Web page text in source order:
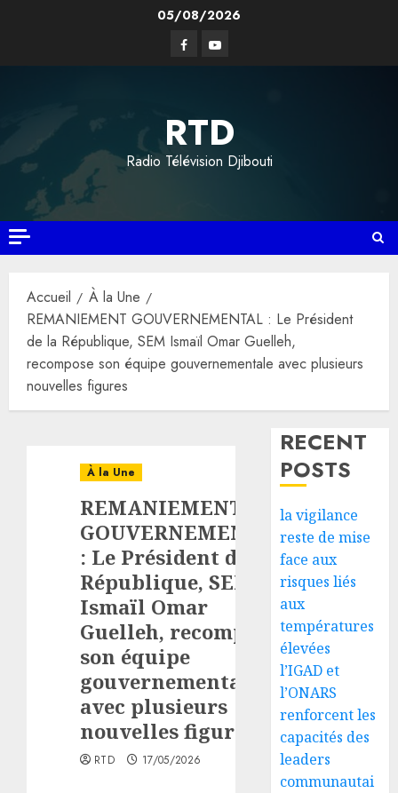
05/08/2026
FacebookYouTube
RTD
Radio Télévision Djibouti
Accueil
À la Une
REMANIEMENT GOUVERNEMENTAL : Le Président
de la République, SEM Ismaïl Omar Guelleh,
recompose son équipe gouvernementale avec plusieurs
nouvelles figures
À la Une
REMANIEMENT
GOUVERNEMENTAL
: Le Président de la
République, SEM
Ismaïl Omar
Guelleh, recompose
son équipe
gouvernementale
avec plusieurs
nouvelles figures
RTD 17/05/2026
RECENT
POSTS
la vigilance
reste de mise
face aux
risques liés
aux
températures
élevées
l’IGAD et
l’ONARS
renforcent les
capacités des
leaders
communautai